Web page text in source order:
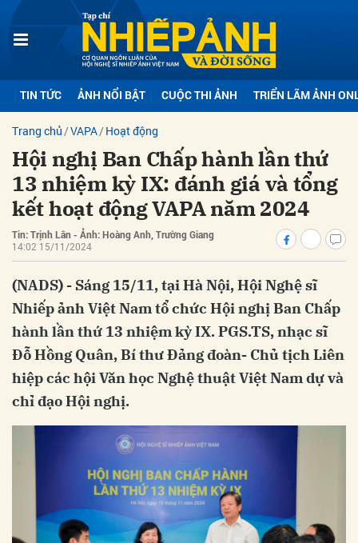
TIN TỨC ẢNH NỔI BẬT CUỘC THI ẢNH TRIỂN LÃM ẢNH
Trang chủ VAPA Hoạt động
Hội nghị Ban Chấp hành lần thứ
13 nhiệm kỳ IX: đánh giá và tổng
kết hoạt động VAPA năm 2024
Tin: Trịnh Lân - Ảnh: Hoàng Anh, Trường Giang
14:02 15/11/2024
(NADS) - Sáng 15/11, tại Hà Nội, Hội Nghệ sĩ
Nhiếp ảnh Việt Nam tổ chức Hội nghị Ban Chấp
hành lần thứ 13 nhiệm kỳ IX. PGS.TS, nhạc sĩ
Đỗ Hồng Quân, Bí thư Đảng đoàn- Chủ tịch Liên
hiệp các hội Văn học Nghệ thuật Việt Nam dự và
chỉ đạo Hội nghị.
luận
Hủy